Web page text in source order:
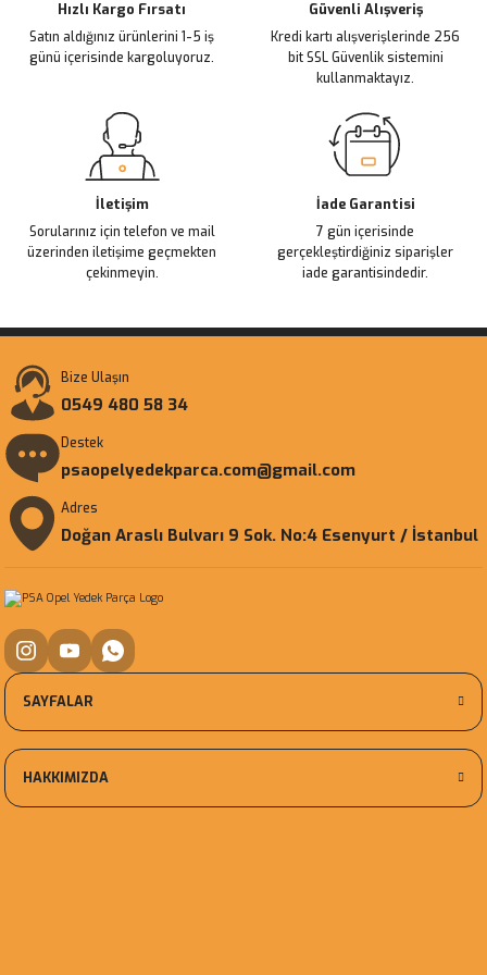
Ürün fiyatı diğer sitelerden daha pahalı.
Bu ürüne benzer farklı alternatifler olmalı.
Hızlı Kargo Fırsatı
Satın aldığınız ürünlerini 1-5 iş
günü içerisinde kargoluyoruz.
Güvenli Alışveriş
Kredi kartı alışverişlerinde 256
bit SSL Güvenlik sistemini
kullanmaktayız.
İletişim
Sorularınız için telefon ve mail
üzerinden iletişime geçmekten
çekinmeyin.
İade Garantisi
7 gün içerisinde
gerçekleştirdiğiniz siparişler
iade garantisindedir.
Bize Ulaşın
0549 480 58 34
Destek
psaopelyedekparca.com@gmail.com
Adres
Doğan Araslı Bulvarı 9 Sok. No:4 Esenyurt / İstanbul
SAYFALAR
HAKKIMIZDA